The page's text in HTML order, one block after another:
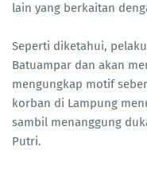
lain yang berkaitan
Seperti diketahui,
Batuampar dan akan
mengungkap motif
korban di Lampung
sambil menanggung
Putri.